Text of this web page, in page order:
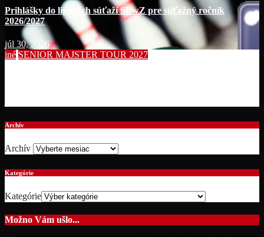
Prihlášky do ligových súťaží SBwZ pre súťažný ročník
2026/2027
júl 30, 2026
iné SENIOR MAJSTER TOUR 2027
Archív
Archív
Kategórie
Kategórie
Možno Vám ušlo...